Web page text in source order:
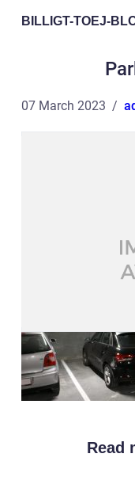
BILLIGT-TOEJ-
07 March 2023
Read